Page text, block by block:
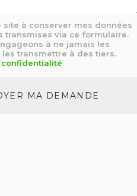
site à conserver mes données
transmises via ce formulaire.
à ne jamais les
transmettre à des tiers.
MA DEMANDE